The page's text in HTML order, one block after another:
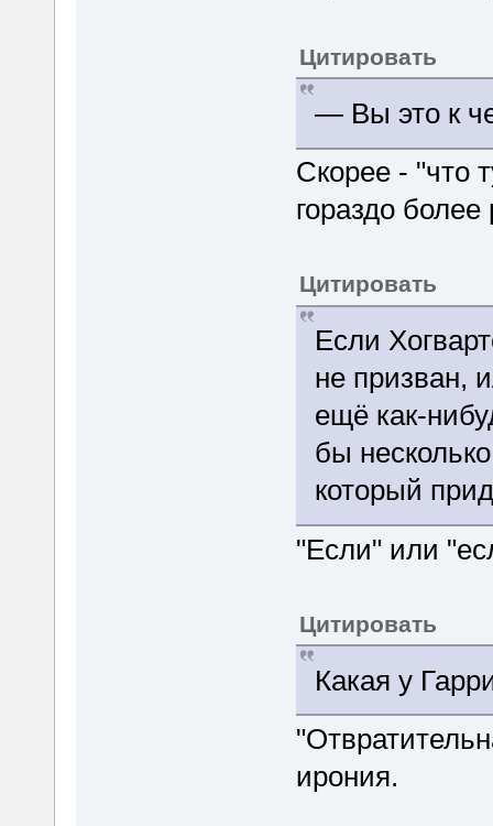
Цитировать
— Вы это к
Скорее - "что
гораздо
Цитировать
Если
не призван,
ещё как-
бы
который
"Если" или
Цитировать
Какая у
ирония.